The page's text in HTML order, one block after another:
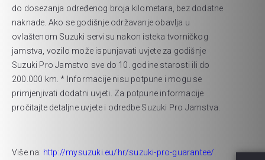
do dosezanja određenog broja kilometara, bez dodatne
naknade. Ako se godišnje održavanje obavlja u
ovlaštenom Suzuki servisu nakon isteka tvorničkog
jamstva, vozilo može ispunjavati uvjete za godišnje
Suzuki Pro Jamstvo sve do 10. godine starosti ili do
200.000 km. * Informacije nisu potpune i mogu se
primjenjivati dodatni uvjeti. Za potpune informacije
pročitajte detaljne uvjete i odredbe Suzuki Pro Jamstva.
Više na: http://mysuzuki.eu/hr/suzuki-pro-guarantee/